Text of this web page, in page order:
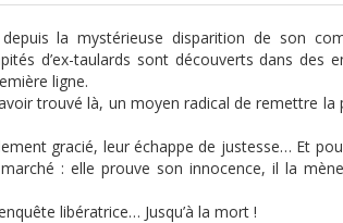
la mystérieuse disparition de son
d’ex-taulards sont découverts dans des
ligne.
trouvé là, un moyen radical de remettre la
gracié, leur échappe de justesse… Et
: elle prouve son innocence, il la mène
libératrice… Jusqu’à la mort !